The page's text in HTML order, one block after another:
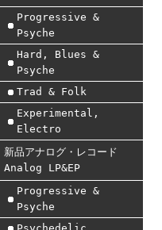
Progressive &
Psyche
Hard, Blues &
Psyche
Trad & Folk
Experimental,
Electro
新品アナログ・レコード
Analog LP&EP
Progressive &
Psyche